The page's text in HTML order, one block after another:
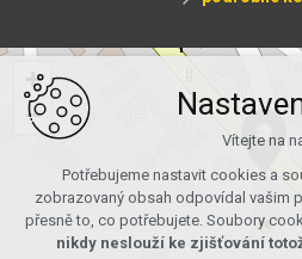
+
−
Vítejte na
Potřebujeme nastavit cookies a
zobrazovaný obsah odpovídal vašim
přesně to, co potřebujete. Soubory
nikdy neslouží ke zjišťování